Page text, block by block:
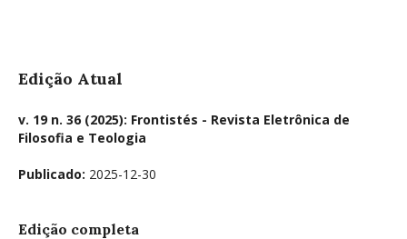
Edição Atual
v. 19 n. 36 (2025): Frontistés - Revista Eletrônica de
Filosofia e Teologia
Publicado: 2025-12-30
Edição completa